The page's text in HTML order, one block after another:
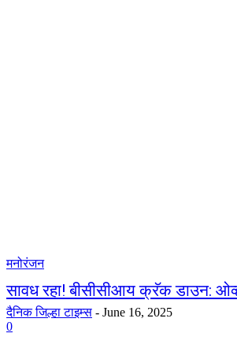
मनोरंजन
सावध रहा! बीसीसीआय क्रॅक डाउन:
दैनिक जिल्हा टाइम्स - June 16, 2025
0